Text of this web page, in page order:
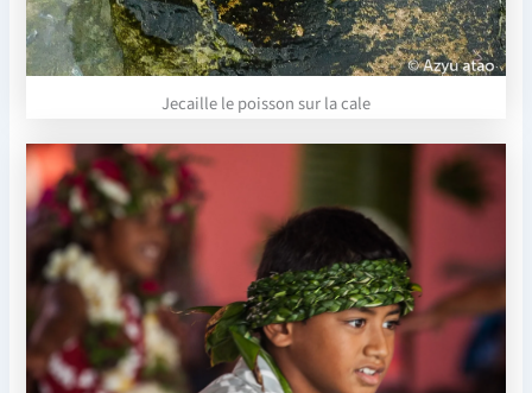
Jecaille le poisson sur la cale